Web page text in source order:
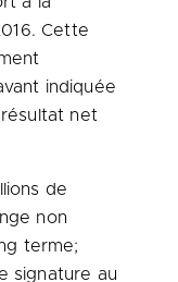
Cette
indiquée
net
de
non
terme;
signature au